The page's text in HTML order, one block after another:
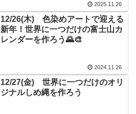
2025.11.26
12/26(木) 色染めアートで迎える
新年！世界に一つだけの富士山カ
レンダーを作ろう🌄🎨
2024.11.26
12/27(金) 世界に一つだけのオリ
ジナルしめ縄を作ろう